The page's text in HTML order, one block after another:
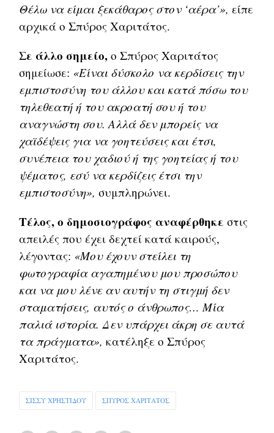
Θέλω να είμαι ξεκάθαρος στον ‘αέρα’», είπε
αρχικά ο Σπύρος Χαριτάτος.
Σε άλλο σημείο, ο Σπύρος Χαριτάτος
σημείωσε: «Είναι δύσκολο να κερδίσεις την
εμπιστοσύνη του άλλου και κατά πόσω του
τηλεθεατή ή του ακροατή σου ή του
αναγνώστη σου. Αλλά δεν μπορείς να
χαϊδέψεις για να γοητεύσεις και έτσι,
συνέπεια του χαδιού ή της γοητείας ή του
ψέματος, εσύ να κερδίζεις έτσι την
εμπιστοσύνη», συμπληρώνει.
Τέλος, ο δημοσιογράφος αναφέρθηκε στις
απειλές που έχει δεχτεί κατά καιρούς,
λέγοντας: «Μου έχουν στείλει τη
φωτογραφία αγαπημένου μου προσώπου
και να μου λένε αν αυτήν τη στιγμή δεν
σταματήσεις, αυτός ο άνθρωπος… Μία
παλιά ιστορία. Δεν υπάρχει άκρη σε αυτά
τα πράγματα», κατέληξε ο Σπύρος
Χαριτάτος.
ΣΙΣΣΥ ΧΡΗΣΤΙΔΟΥ ΣΠΥΡΟΣ ΧΑΡΙΤΑΤΟΣ